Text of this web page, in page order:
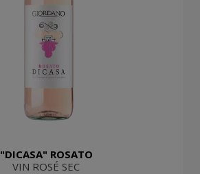
"DICASA" ROSATO
VIN ROSÉ SEC